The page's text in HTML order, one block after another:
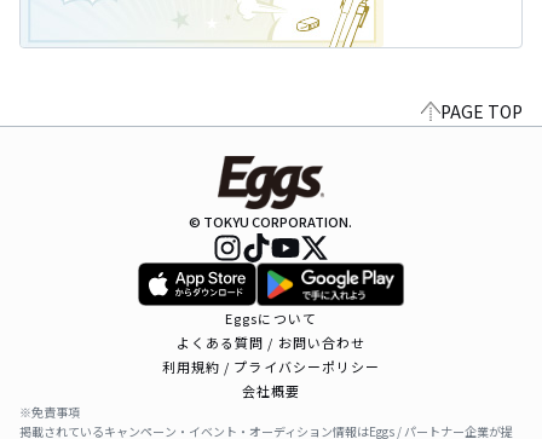
PAGE TOP
© TOKYU CORPORATION.
Eggsについて
よくある質問 / お問い合わせ
利用規約 / プライバシーポリシー
会社概要
※免責事項
掲載されているキャンペーン・イベント・オーディション情報はEggs / パートナー企業が提